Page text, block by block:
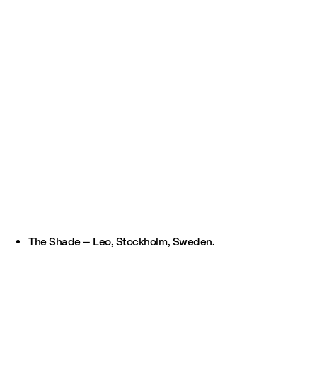
The Shade – Leo, Stockholm, Sweden.